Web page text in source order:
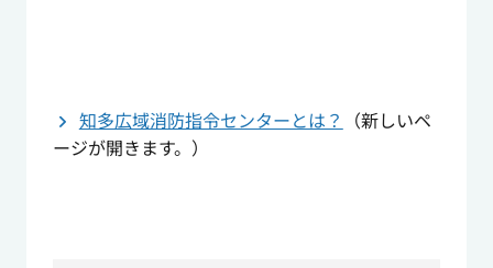
知多広域消防指令センターとは？
（新しいペ
ージが開きます。）